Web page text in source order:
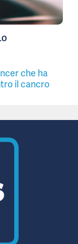
che ha
il cancro